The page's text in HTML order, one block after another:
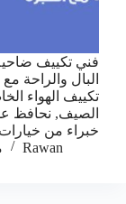
فني تكييف
البال والراحة
تكييف الهواء
الصيف, نحافظ
خبراء من
Rawan